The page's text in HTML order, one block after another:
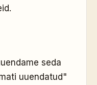
seda
uuendatud"